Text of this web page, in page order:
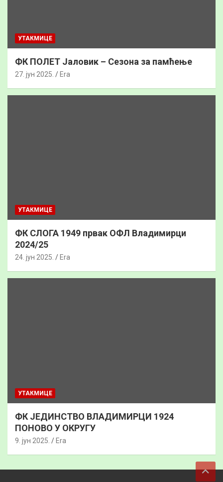
УТАКМИЦЕ
ФК ПОЛЕТ Јаловик – Сезона за памћење
27. јун 2025. Era
УТАКМИЦЕ
ФК СЛОГА 1949 првак ОФЛ Владимирци
2024/25
24. јун 2025. Era
УТАКМИЦЕ
ФК ЈЕДИНСТВО ВЛАДИМИРЦИ 1924
ПОНОВО У ОКРУГУ
9. јун 2025. Era